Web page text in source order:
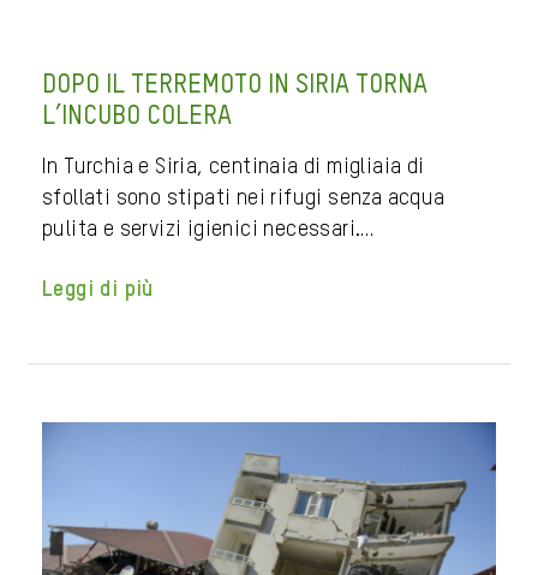
DOPO IL TERREMOTO IN SIRIA TORNA
L’INCUBO COLERA
In Turchia e Siria, centinaia di migliaia di
sfollati sono stipati nei rifugi senza acqua
pulita e servizi igienici necessari.…
Leggi di più